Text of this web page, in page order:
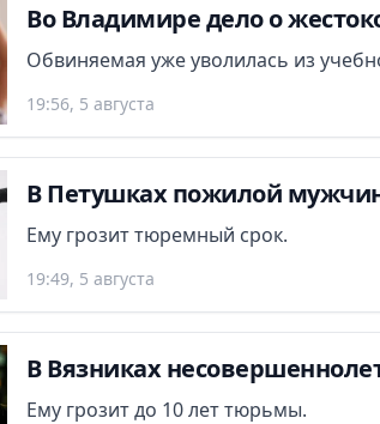
Во Владимире дело о
Обвиняемая уже уволилась из
19:56, 5 августа
В Петушках пожилой
Ему грозит тюремный срок.
19:49, 5 августа
В Вязниках
Ему грозит до 10 лет тюрьмы.